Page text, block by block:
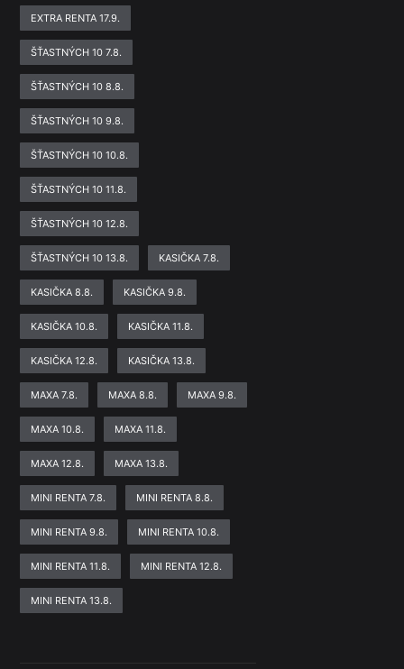
EXTRA RENTA 17.9.
ŠŤASTNÝCH 10 7.8.
ŠŤASTNÝCH 10 8.8.
ŠŤASTNÝCH 10 9.8.
ŠŤASTNÝCH 10 10.8.
ŠŤASTNÝCH 10 11.8.
ŠŤASTNÝCH 10 12.8.
ŠŤASTNÝCH 10 13.8. KASIČKA 7.8.
KASIČKA 8.8. KASIČKA 9.8.
KASIČKA 10.8. KASIČKA 11.8.
KASIČKA 12.8. KASIČKA 13.8.
MAXA 7.8. MAXA 8.8. MAXA 9.8.
MAXA 10.8. MAXA 11.8.
MAXA 12.8. MAXA 13.8.
MINI RENTA 7.8. MINI RENTA 8.8.
MINI RENTA 9.8. MINI RENTA 10.8.
MINI RENTA 11.8. MINI RENTA 12.8.
MINI RENTA 13.8.